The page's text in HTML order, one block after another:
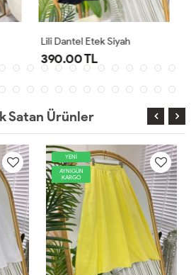
Selin Etek Fuşya
550.00 TL
Satan Ürünler
AYNIGÜN
KARGO